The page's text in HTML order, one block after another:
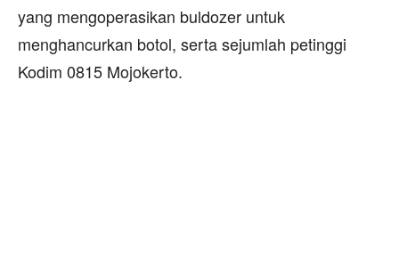
yang mengoperasikan buldozer untuk
menghancurkan botol, serta sejumlah petinggi
Kodim 0815 Mojokerto.